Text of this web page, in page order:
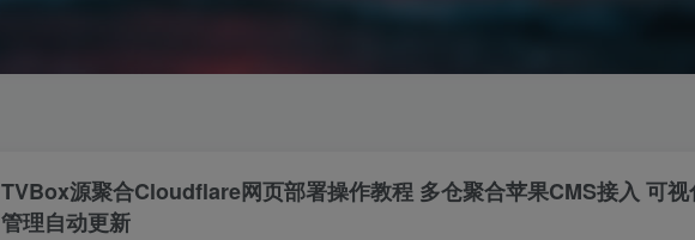
TVBox源聚合Cloudflare网页部署操作教程 多仓聚合苹果CMS接入 可视
管理自动更新